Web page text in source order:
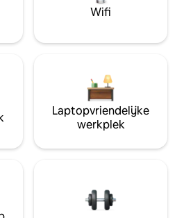
Wifi
Laptopvriendelijke
werkplek